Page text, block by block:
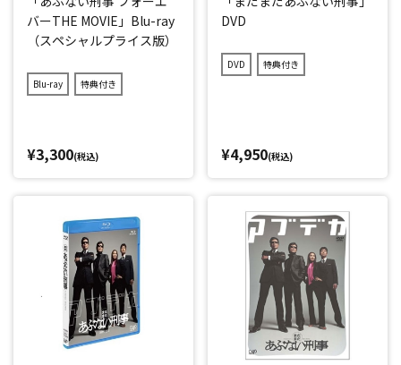
バーTHE MOVIE」Blu-ray
（スペシャルプライス版）
Blu-ray 特典付き
¥3,300(税込)
DVD
DVD 特典付き
¥4,950(税込)